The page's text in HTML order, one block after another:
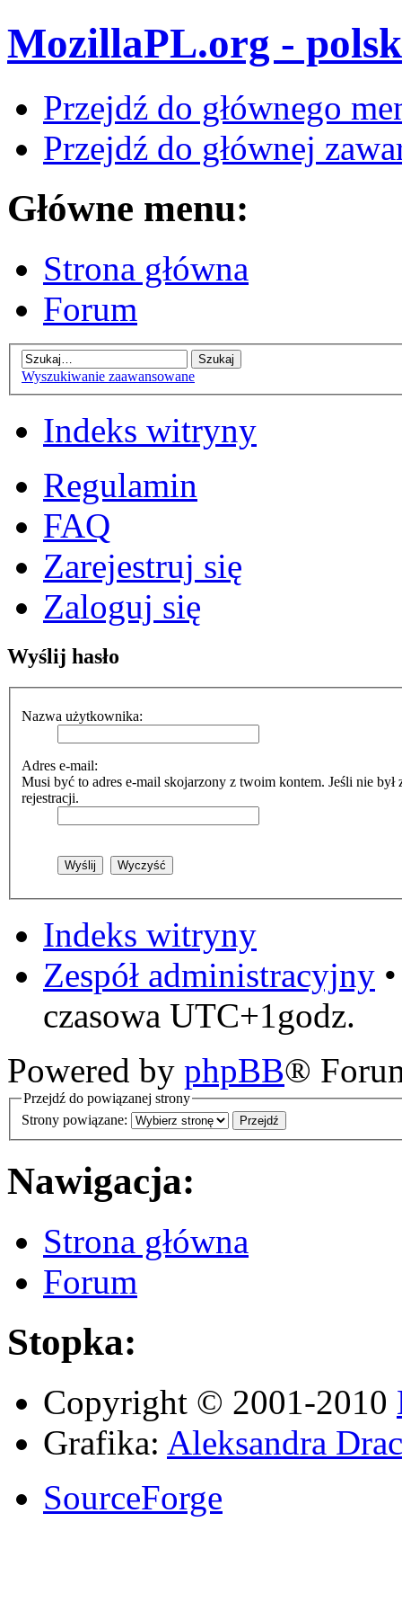
MozillaPL.org -
Przejdź do głównego
Przejdź do głównej
Główne menu:
Strona główna
Forum
Wyszukiwanie zaawansowane
Indeks witryny
Regulamin
FAQ
Zarejestruj się
Zaloguj się
Wyślij hasło
Nazwa użytkownika:
Adres e-mail:
Musi być to adres e-mail skojarzony z twoim kontem. Jeśli nie
rejestracji.
Indeks witryny
Zespół administracyjny
czasowa UTC+1godz.
Powered by phpBB®
Przejdź do powiązanej strony
Strony powiązane:
Nawigacja:
Strona główna
Forum
Stopka:
Copyright © 2001-2010
Grafika: Aleksandra
SourceForge